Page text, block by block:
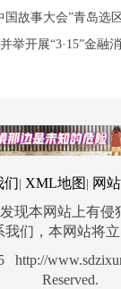
国故事大会”青岛选
举开展“3·15”金融
们 XML地图 网
现本网站上有侵
们，本网站将立
http://
Reserved.